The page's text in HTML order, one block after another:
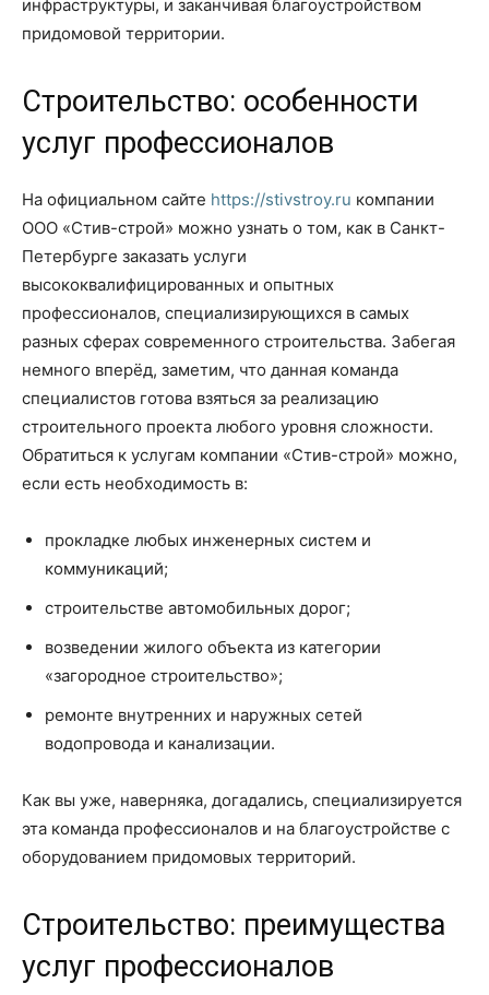
инфраструктуры, и заканчивая благоустройством
придомовой территории.
Строительство: особенности
услуг профессионалов
На официальном сайте https://stivstroy.ru компании
ООО «Стив-строй» можно узнать о том, как в Санкт-
Петербурге заказать услуги
высококвалифицированных и опытных
профессионалов, специализирующихся в самых
разных сферах современного строительства. Забегая
немного вперёд, заметим, что данная команда
специалистов готова взяться за реализацию
строительного проекта любого уровня сложности.
Обратиться к услугам компании «Стив-строй» можно,
если есть необходимость в:
прокладке любых инженерных систем и
коммуникаций;
строительстве автомобильных дорог;
возведении жилого объекта из категории
«загородное строительство»;
ремонте внутренних и наружных сетей
водопровода и канализации.
Как вы уже, наверняка, догадались, специализируется
эта команда профессионалов и на благоустройстве с
оборудованием придомовых территорий.
Строительство: преимущества
услуг профессионалов